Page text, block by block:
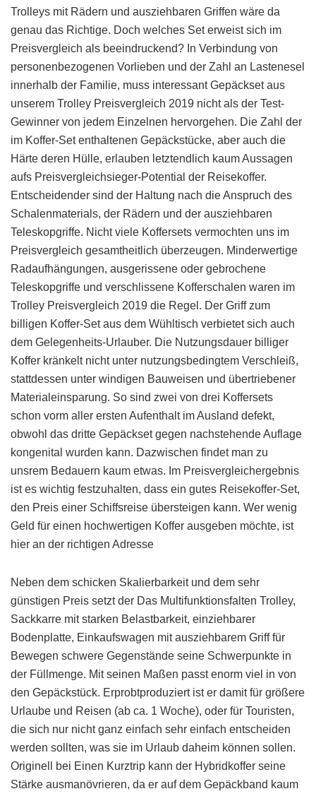
Trolleys mit Rädern und ausziehbaren Griffen wäre da
genau das Richtige. Doch welches Set erweist sich im
Preisvergleich als beeindruckend? In Verbindung von
personenbezogenen Vorlieben und der Zahl an Lastenesel
innerhalb der Familie, muss interessant Gepäckset aus
unserem Trolley Preisvergleich 2019 nicht als der Test-
Gewinner von jedem Einzelnen hervorgehen. Die Zahl der
im Koffer-Set enthaltenen Gepäckstücke, aber auch die
Härte deren Hülle, erlauben letztendlich kaum Aussagen
aufs Preisvergleichsieger-Potential der Reisekoffer.
Entscheidender sind der Haltung nach die Anspruch des
Schalenmaterials, der Rädern und der ausziehbaren
Teleskopgriffe. Nicht viele Koffersets vermochten uns im
Preisvergleich gesamtheitlich überzeugen. Minderwertige
Radaufhängungen, ausgerissene oder gebrochene
Teleskopgriffe und verschlissene Kofferschalen waren im
Trolley Preisvergleich 2019 die Regel. Der Griff zum
billigen Koffer-Set aus dem Wühltisch verbietet sich auch
dem Gelegenheits-Urlauber. Die Nutzungsdauer billiger
Koffer kränkelt nicht unter nutzungsbedingtem Verschleiß,
stattdessen unter windigen Bauweisen und übertriebener
Materialeinsparung. So sind zwei von drei Koffersets
schon vorm aller ersten Aufenthalt im Ausland defekt,
obwohl das dritte Gepäckset gegen nachstehende Auflage
kongenital wurden kann. Dazwischen findet man zu
unsrem Bedauern kaum etwas. Im Preisvergleichergebnis
ist es wichtig festzuhalten, dass ein gutes Reisekoffer-Set,
den Preis einer Schiffsreise übersteigen kann. Wer wenig
Geld für einen hochwertigen Koffer ausgeben möchte, ist
hier an der richtigen Adresse
Neben dem schicken Skalierbarkeit und dem sehr
günstigen Preis setzt der Das Multifunktionsfalten Trolley,
Sackkarre mit starken Belastbarkeit, einziehbarer
Bodenplatte, Einkaufswagen mit ausziehbarem Griff für
Bewegen schwere Gegenstände seine Schwerpunkte in
der Füllmenge. Mit seinen Maßen passt enorm viel in von
den Gepäckstück. Erprobtproduziert ist er damit für größere
Urlaube und Reisen (ab ca. 1 Woche), oder für Touristen,
die sich nur nicht ganz einfach sehr einfach entscheiden
werden sollten, was sie im Urlaub daheim können sollen.
Originell bei Einen Kurztrip kann der Hybridkoffer seine
Stärke ausmanövrieren, da er auf dem Gepäckband kaum